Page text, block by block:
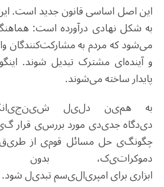
این اصل اساسی قانون جدید است.
به شکل نهادی درآورده است:
می‌شود که مردم به مشارکت‌کنندگان
و آینده‌ای مشترک تبدیل شوند.
پایدار ساخته می‌شوند.
به همیندلیل شین‌جی
دیدگاهجدیدی مورد بررسی قرار گ
چگونگیحل مسائل قومیاز طری
دموکراتیک، بدون
ابزاریبرایامپریالیسمتبدیلشود.